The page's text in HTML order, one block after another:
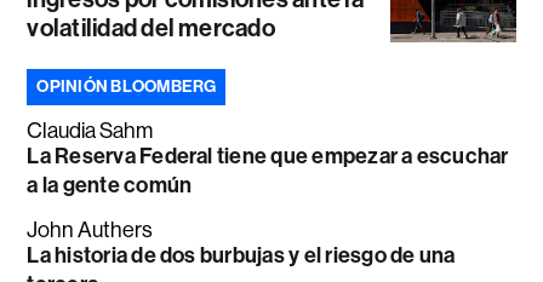
volatilidad del mercado
OPINIÓN BLOOMBERG
Claudia Sahm
La Reserva Federal tiene que empezar a escuchar
a la gente común
John Authers
La historia de dos burbujas y el riesgo de una